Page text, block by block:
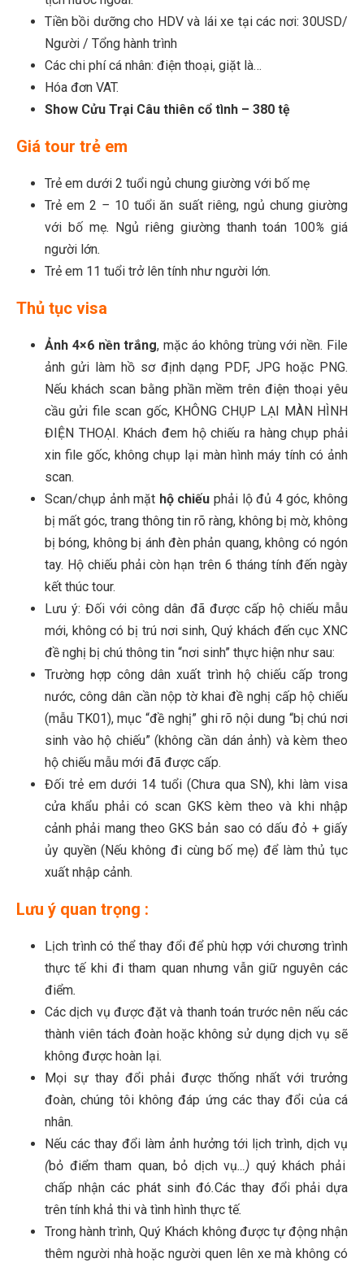
Tiền bồi dưỡng cho HDV và lái xe tại các nơi: 30USD/
Người / Tổng hành trình
Các chi phí cá nhân: điện thoại, giặt là…
Hóa đơn VAT.
Show Cửu Trại Câu thiên cổ tình – 380 tệ
Giá tour trẻ em
Trẻ em dưới 2 tuổi ngủ chung giường với bố mẹ
Trẻ em 2 – 10 tuổi ăn suất riêng, ngủ chung giường
với bố mẹ. Ngủ riêng giường thanh toán 100%giá
người lớn.
Trẻ em 11 tuổi trở lên tính như người lớn.
Thủ tục visa
Ảnh 4×6 nền trắng, mặc áo không trùng với nền. File
ảnh gửi làm hồ sơ định dạng PDF, JPG hoặc PNG.
Nếu khách scan bằng phần mềm trên điện thoại yêu
cầu gửi file scan gốc, KHÔNG CHỤP LẠI MÀN HÌNH
ĐIỆN THOẠI. Khách đem hộ chiếu ra hàng chụp phải
xin file gốc, không chụp lại màn hình máy tính có ảnh
scan.
Scan/chụp ảnh mặt hộ chiếu phải lộ đủ 4 góc, không
bị mất góc, trang thông tin rõ ràng, không bị mờ, không
bị bóng, không bị ánh đèn phản quang, không có ngón
tay. Hộ chiếu phải còn hạn trên 6 tháng tính đến ngày
kết thúc tour.
Lưu ý: Đối với công dân đã được cấp hộ chiếu mẫu
mới, không có bị trú nơi sinh, Quý khách đến cục XNC
đề nghị bị chú thông tin “nơi sinh” thực hiện như sau:
Trường hợp công dân xuất trình hộ chiếu cấp trong
nước, công dân cần nộp tờ khai đề nghị cấp hộ chiếu
(mẫu TK01), mục “đề nghị” ghi rõ nội dung “bị chú nơi
sinh vào hộ chiếu” (không cần dán ảnh) và kèm theo
hộ chiếu mẫu mới đã được cấp.
Đối trẻ em dưới 14 tuổi (Chưa qua SN), khi làm visa
cửa khẩu phải có scan GKS kèm theo và khi nhập
cảnh phải mang theo GKS bản sao có dấu đỏ + giấy
ủy quyền (Nếu không đi cùng bố mẹ) để làm thủ tục
xuất nhập cảnh.
Lưu ý quan trọng :
Lịch trình có thể thay đổi để phù hợp với chương trình
thực tế khi đi tham quan nhưng vẫn giữ nguyên các
điểm.
Các dịch vụ được đặt và thanh toán trước nên nếu các
thành viên tách đoàn hoặc không sử dụng dịch vụ sẽ
không được hoàn lại.
Mọi sự thay đổi phải được thống nhất với trưởng
đoàn, chúng tôi không đáp ứng các thay đổi của cá
nhân.
Nếu các thay đổi làm ảnh hưởng tới lịch trình, dịch vụ
(bỏ điểm tham quan, bỏ dịch vụ…) quý khách phải
chấp nhận các phát sinh đó.Các thay đổi phải dựa
trên tính khả thi và tình hình thực tế.
Trong hành trình, Quý Khách không được tự động nhận
thêm người nhà hoặc người quen lên xe mà không có